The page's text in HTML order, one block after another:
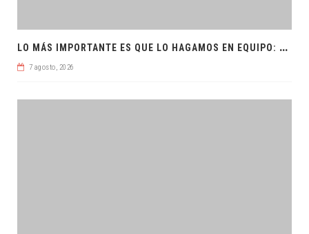
L
O MÁS IMPORTANTE ES QUE LO HAGAMOS EN EQUIPO: CPL
7 agosto, 2026